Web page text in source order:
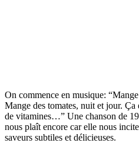
On commence en musique:
Mange des tomates, nuit et jour.
de vitamines…” Une chanson de
nous plaît encore car elle nous
saveurs subtiles et délicieuses.